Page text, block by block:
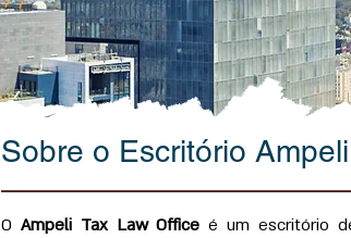
Sobre o Escritório
O Ampeli Tax Law Office é um escritório